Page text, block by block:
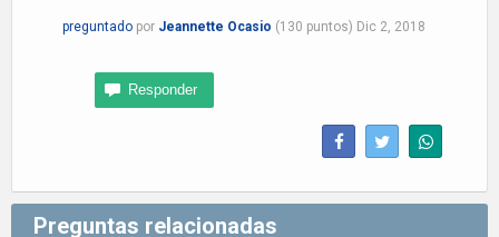
preguntado por Jeannette Ocasio (130 puntos) Dic 2, 2018
Preguntas relacionadas